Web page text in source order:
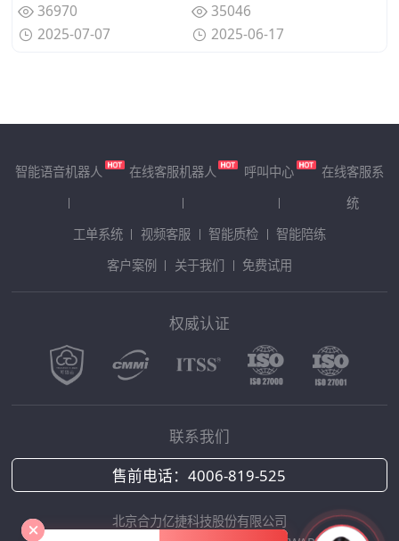
36970
2025-07-07
35046
2025-06-17
智能语音机器人 在线客服机器人 呼叫中心
在线客服系
统
工单系统
视频客服 智能质检
智能陪练
客户案例
关于我们 免费试用
权威认证
联系我们
售前电话：4006-819-525
北京合力亿捷科技股份有限公司